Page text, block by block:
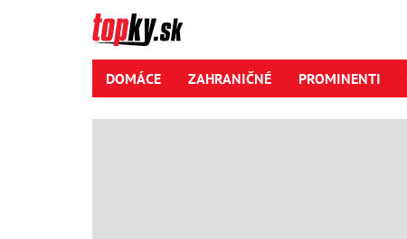
DOMÁCE ZAHRANIČNÉ PROMINENTI